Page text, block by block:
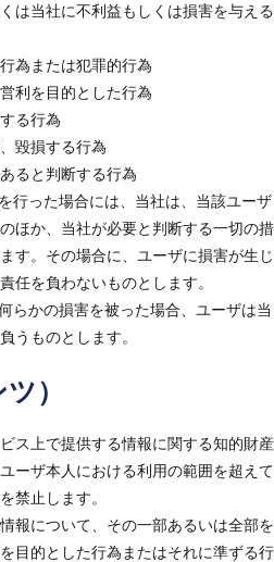
は当社に不利益もしくは損害を与える
為または犯罪的行為
利を目的とした行為
る行為
毀損する行為
ると判断する行為
行った場合には、当社は、当該ユーザ
ほか、当社が必要と判断する一切の措
す。その場合に、ユーザに損害が生じ
任を負わないものとします。
らかの損害を被った場合、ユーザは当
うものとします。
）
ス上で提供する情報に関する知的財産
ーザ本人における利用の範囲を超えて
禁止します。
報について、その一部あるいは全部を
目的とした行為またはそれに準ずる行